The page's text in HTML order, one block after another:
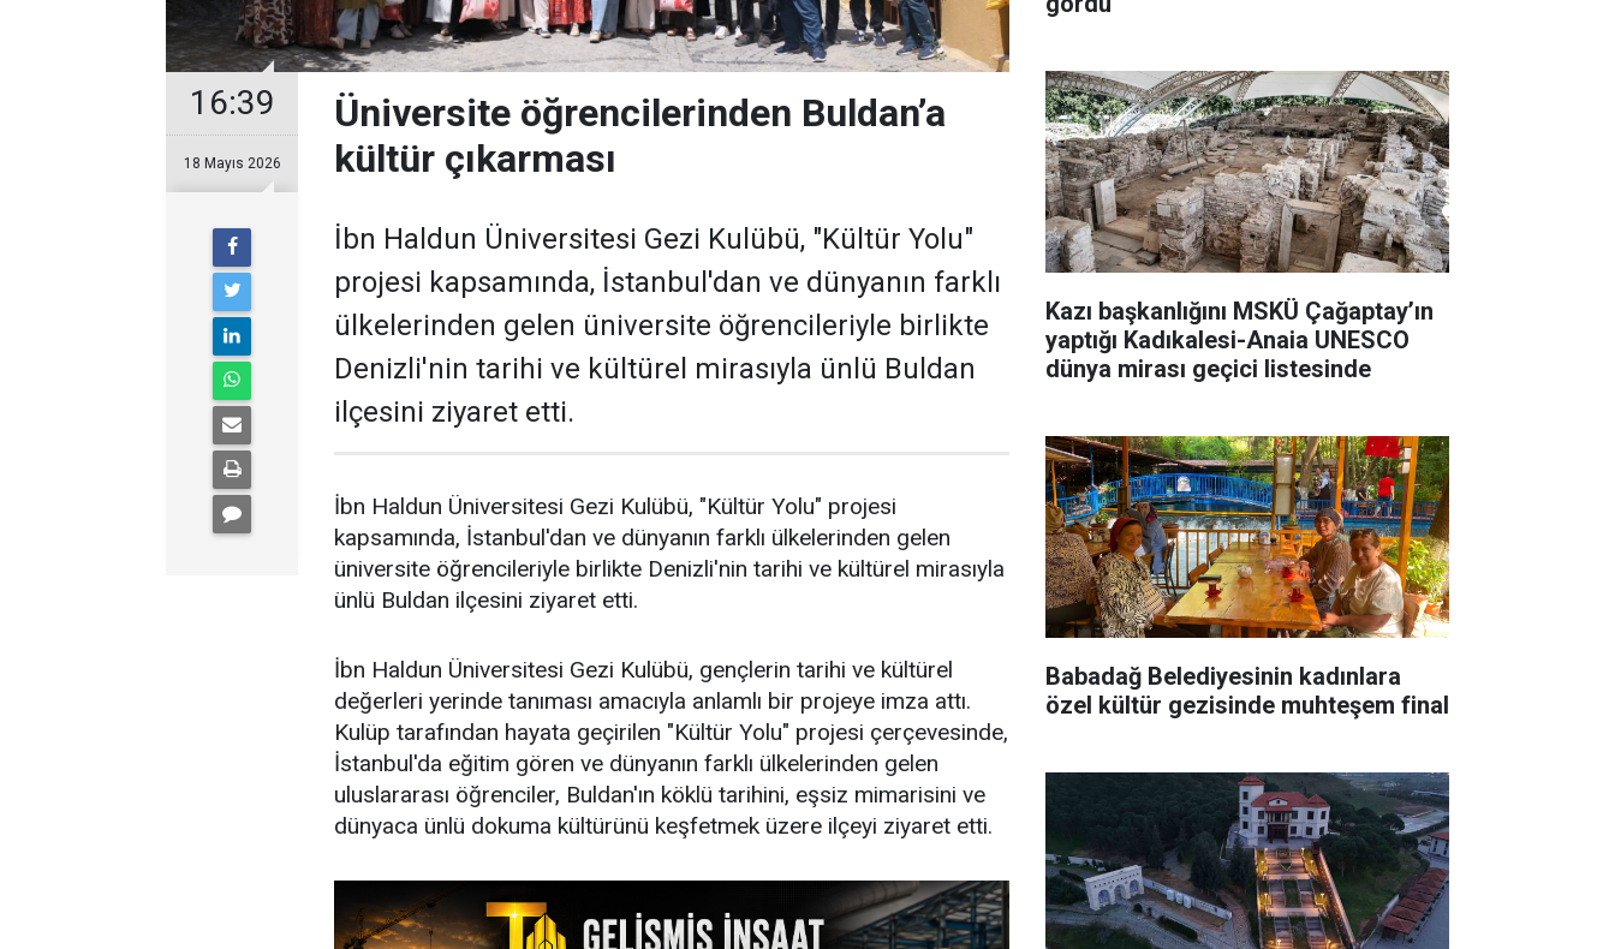
16:39
18 Mayıs 2026
Üniversite öğrencilerinden Buldan’a
kültür çıkarması
İbn Haldun Üniversitesi Gezi Kulübü, "Kültür Yolu"
projesi kapsamında, İstanbul'dan ve dünyanın farklı
ülkelerinden gelen üniversite öğrencileriyle birlikte
Denizli'nin tarihi ve kültürel mirasıyla ünlü Buldan
ilçesini ziyaret etti.
İbn Haldun Üniversitesi Gezi Kulübü, "Kültür Yolu" projesi
kapsamında, İstanbul'dan ve dünyanın farklı ülkelerinden gelen
üniversite öğrencileriyle birlikte Denizli'nin tarihi ve kültürel mirasıyla
ünlü Buldan ilçesini ziyaret etti.
İbn Haldun Üniversitesi Gezi Kulübü, gençlerin tarihi ve kültürel
değerleri yerinde tanıması amacıyla anlamlı bir projeye imza attı.
Kulüp tarafından hayata geçirilen "Kültür Yolu" projesi çerçevesinde,
İstanbul'da eğitim gören ve dünyanın farklı ülkelerinden gelen
uluslararası öğrenciler, Buldan'ın köklü tarihini, eşsiz mimarisini ve
dünyaca ünlü dokuma kültürünü keşfetmek üzere ilçeyi ziyaret etti.
Kazı başkanlığını MSKÜ Çağaptay’ın
yaptığı Kadıkalesi-Anaia UNESCO
dünya mirası geçici listesinde
Babadağ Belediyesinin kadınlara
özel kültür gezisinde muhteşem final